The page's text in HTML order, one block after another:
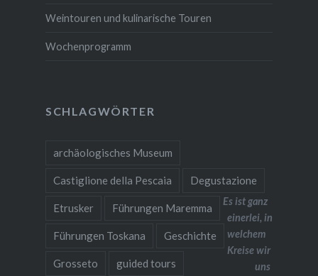
Weintouren und kulinarische Touren
Wochenprogramm
SCHLAGWÖRTER
archäologisches Museum
Castiglione della Pescaia Degustazione
Etrusker Führungen Maremma
Führungen Toskana Geschichte
Grosseto guided tours
Es ist ganz
einerlei, in
welchem
Kreise wir
uns